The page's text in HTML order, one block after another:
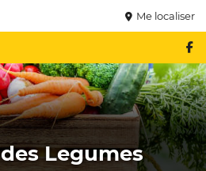
Me localiser
Legumes